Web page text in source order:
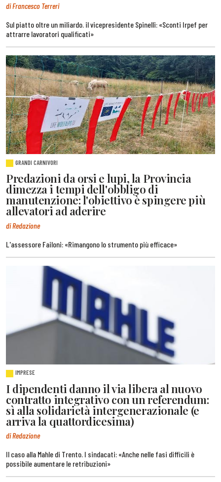
di Francesco Terreri
Sul piatto oltre un miliardo. il vicepresidente Spinelli: «Sconti Irpef per
attrarre lavoratori qualificati»
GRANDI CARNIVORI
Predazioni da orsi e lupi, la Provincia
dimezza i tempi dell'obbligo di
manutenzione: l'obiettivo è spingere più
allevatori ad aderire
di Redazione
L'assessore Failoni: «Rimangono lo strumento più efficace»
IMPRESE
I dipendenti danno il via libera al nuovo
contratto integrativo con un referendum:
sì alla solidarietà intergenerazionale (e
arriva la quattordicesima)
di Redazione
Il caso alla Mahle di Trento. I sindacati: «Anche nelle fasi difficili è
possibile aumentare le retribuzioni»